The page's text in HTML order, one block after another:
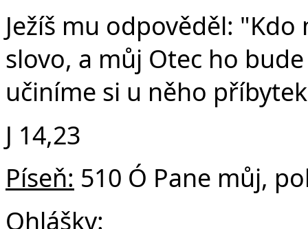
Ježíš mu odpověděl:
slovo, a můj Otec ho
učiníme si u něho
J 14,23
Píseň: 510 Ó Pane můj,
Ohlášky: